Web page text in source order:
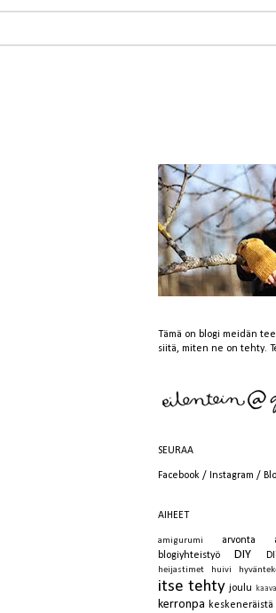
Tämä on blogi meidän
siitä, miten ne on tehty.
SEURAA
Facebook / Instagram /
AIHEET
amigurumi arvonta
blogiyhteistyö
DIY
heijastimet
huivi
itse tehty joulu kaava
kerronpa keskeneräistä